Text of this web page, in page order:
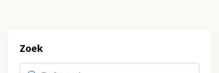
Zoek
Trefwoord